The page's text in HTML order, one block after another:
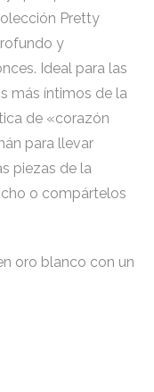
Pretty
y
Ideal para las
más íntimos de la
de «corazón
para llevar
piezas de la
o compártelos
oro blanco con un